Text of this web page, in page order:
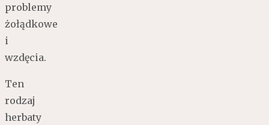
problemy
żołądkowe
i
wzdęcia.
Ten
rodzaj
herbaty